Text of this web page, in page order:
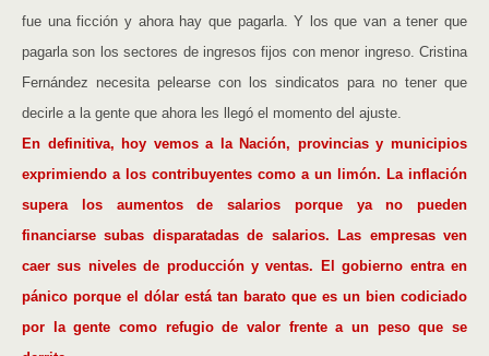
fue una ficción y ahora hay que pagarla. Y los que van a tener que
pagarla son los sectores de ingresos fijos con menor ingreso. Cristina
Fernández necesita pelearse con los sindicatos para no tener que
decirle a la gente que ahora les llegó el momento del ajuste.
En definitiva, hoy vemos a la Nación, provincias y municipios
exprimiendo a los contribuyentes como a un limón. La inflación
supera los aumentos de salarios porque ya no pueden
financiarse subas disparatadas de salarios. Las empresas ven
caer sus niveles de producción y ventas. El gobierno entra en
pánico porque el dólar está tan barato que es un bien codiciado
por la gente como refugio de valor frente a un peso que se